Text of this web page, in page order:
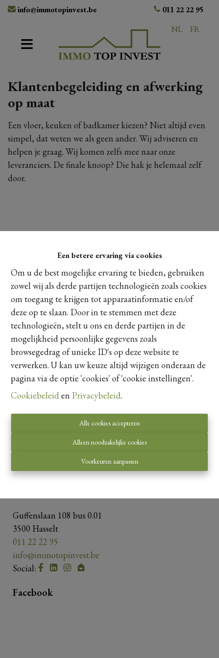
Een betere ervaring via cookies
Om u de best mogelijke ervaring te bieden, gebruiken
zowel wij als derde partijen technologieën zoals cookies
om toegang te krijgen tot apparaatinformatie en/of
deze op te slaan. Door in te stemmen met deze
technologieën, stelt u ons en derde partijen in de
mogelijkheid persoonlijke gegevens zoals
browsegedrag of unieke ID's op deze website te
verwerken. U kan uw keuze altijd wijzigen onderaan de
pagina via de optie 'cookies' of 'cookie instellingen'.
Cookiebeleid en Privacybeleid.
Alle cookies accepteren
Alleen noodzakelijke cookies
Voorkeuren aanpassen
info@immotopinvest.be
011 22 22 95
NL
FR
Klantenbegeleiding en afwerking
op maat
Een vloer, keuken of badkamer kiezen? Niet altijd even
simpel, dat weten we als geen ander. Wij adviseren en
helpen je graag. Wij komen zelfs mee naar onze
leveranciers. De finale knoop? Die hak je helemaal zelf
door.
Toezichthoudende autoriteit:
Beroepsinstituut van Vastgoedmakelaars,
Luxemburgstraat 16 B te 1000 Brussel.
Onderworpen aan dedeontologische code van het
Privacy statement-Disclaimer
Guffenslaan 108 bus 0.01
3500 Hasselt
011 22 22 95
info@immotopinvest.be
Social:
Facebook